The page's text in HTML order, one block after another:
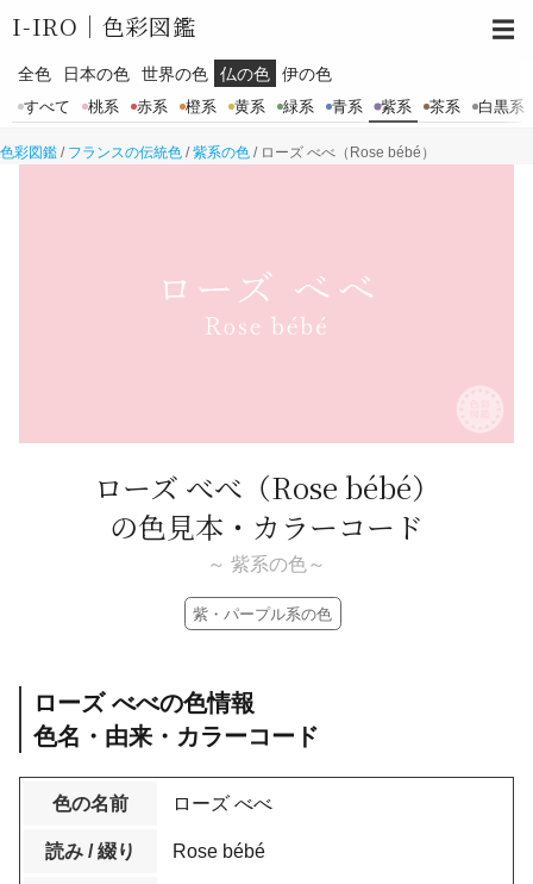
I-IRO｜ 色彩図鑑
全色 日本の色 世界の色 仏の色 伊の色
すべて 桃系 赤系 橙系 黄系 緑系 青系 紫系 茶系 白黒系
☰
色彩図鑑 / フランスの伝統色 / 紫系の色 /ローズ べべ（Rose bébé）
ローズ べべ （Rose bébé）
の色見本・カラーコード
～ 紫系の色～
紫・パープル系の色
ローズ べべの色情報
色名・由来・カラーコード
色の名前 ローズ べべ
読み / 綴り Rose bébé